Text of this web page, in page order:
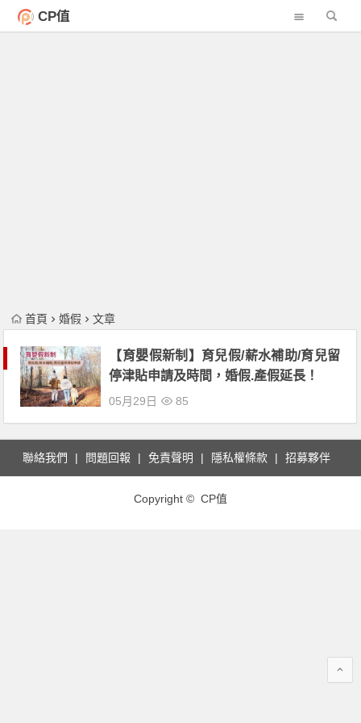
CP值
首頁 婚假 文章
【育嬰假新制】育兒假/薪水補助/育兒留
停津貼申請及時間，婚假.產假延長！
05月29日 85
聯絡我們 問題回報 免責聲明 隱私權條款 招募夥伴
Copyright © CP值